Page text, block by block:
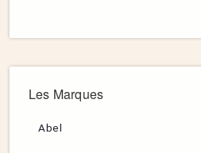
Les Marques
Abel